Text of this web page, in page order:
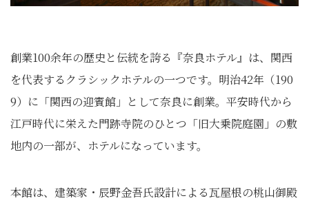
創業100余年の歴史と伝統を誇る『奈良ホテル』は、関西
を代表するクラシックホテルの一つです。明治42年（190
9）に「関西の迎賓館」として奈良に創業。平安時代から
江戸時代に栄えた門跡寺院のひとつ「旧大乗院庭園」の敷
地内の一部が、ホテルになっています。
本館は、建築家・辰野金吾氏設計による瓦屋根の桃山御殿